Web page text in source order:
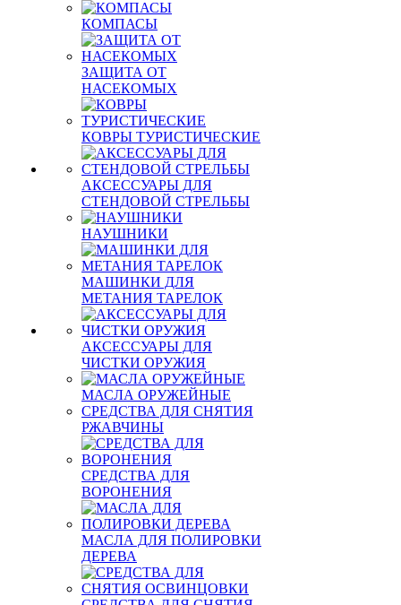
КОМПАСЫ
ЗАЩИТА ОТ
НАСЕКОМЫХ
КОВРЫ ТУРИСТИЧЕСКИЕ
АКСЕССУАРЫ ДЛЯ
СТЕНДОВОЙ СТРЕЛЬБЫ
НАУШНИКИ
МАШИНКИ ДЛЯ
МЕТАНИЯ ТАРЕЛОК
АКСЕССУАРЫ ДЛЯ
ЧИСТКИ ОРУЖИЯ
МАСЛА ОРУЖЕЙНЫЕ
СРЕДСТВА ДЛЯ СНЯТИЯ
РЖАВЧИНЫ
СРЕДСТВА ДЛЯ
ВОРОНЕНИЯ
МАСЛА ДЛЯ ПОЛИРОВКИ
ДЕРЕВА